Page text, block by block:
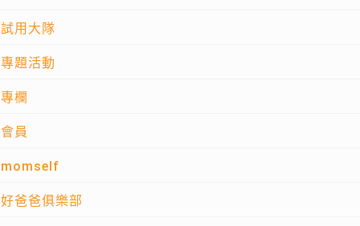
試用大隊
專題活動
專欄
會員
momself
好爸爸俱樂部